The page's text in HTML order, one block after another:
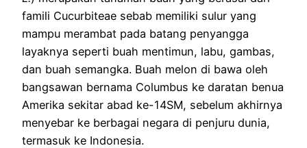
famili Cucurbiteae sebab memiliki sulur yang
mampu merambat pada batang penyangga
layaknya seperti buah mentimun, labu, gambas,
dan buah semangka. Buah melon di bawa oleh
bangsawan bernama Columbus ke daratan benua
Amerika sekitar abad ke-14SM, sebelum akhirnya
menyebar ke berbagai negara di penjuru dunia,
termasuk ke Indonesia.